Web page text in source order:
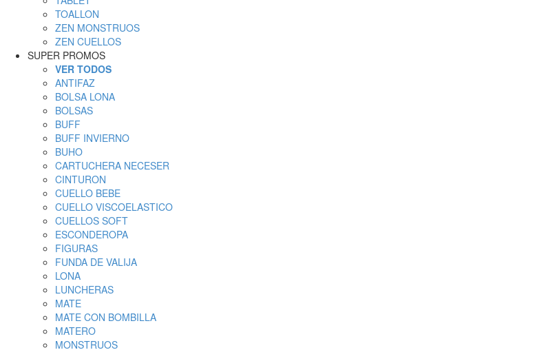
TOALLON
ZEN MONSTRUOS
ZEN CUELLOS
SUPER PROMOS
VER TODOS
ANTIFAZ
BOLSA LONA
BOLSAS
BUFF
BUFF INVIERNO
BUHO
CARTUCHERA NECESER
CINTURON
CUELLO BEBE
CUELLO VISCOELASTICO
CUELLOS SOFT
ESCONDEROPA
FIGURAS
FUNDA DE VALIJA
LONA
LUNCHERAS
MATE
MATE CON BOMBILLA
MATERO
MONSTRUOS